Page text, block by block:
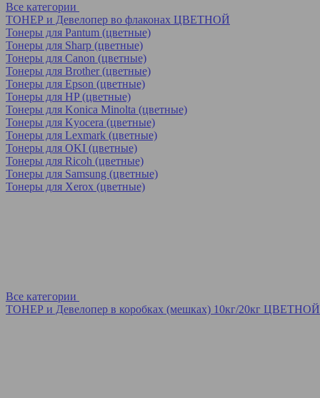
Все категории
ТОНЕР и Девелопер во флаконах ЦВЕТНОЙ
Тонеры для Pantum (цветные)
Тонеры для Sharp (цветные)
Тонеры для Canon (цветные)
Тонеры для Brother (цветные)
Тонеры для Epson (цветные)
Тонеры для HP (цветные)
Тонеры для Konica Minolta (цветные)
Тонеры для Kyocera (цветные)
Тонеры для Lexmark (цветные)
Тонеры для OKI (цветные)
Тонеры для Ricoh (цветные)
Тонеры для Samsung (цветные)
Тонеры для Xerox (цветные)
Все категории
ТОНЕР и Девелопер в коробках (мешках) 10кг/20кг ЦВЕТНОЙ